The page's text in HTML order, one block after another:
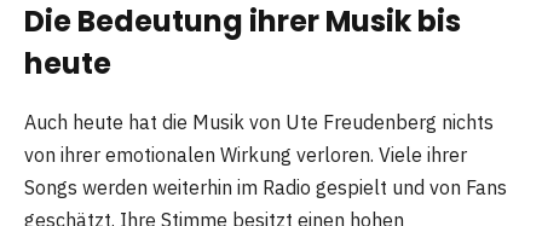
Die Bedeutung ihrer Musik bis
heute
Auch heute hat die Musik von Ute Freudenberg nichts
von ihrer emotionalen Wirkung verloren. Viele ihrer
Songs werden weiterhin im Radio gespielt und von Fans
geschätzt. Ihre Stimme besitzt einen hohen